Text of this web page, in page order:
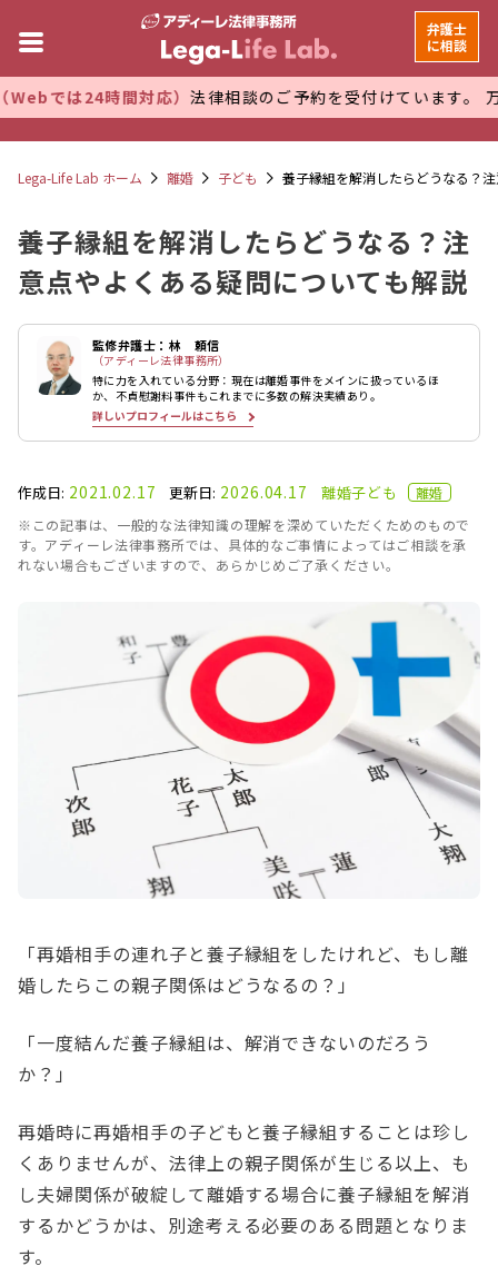
間対応）法律相談のご予約を受付けています。 万全な管理体
弁護士
に相談
Lega-Life Lab ホーム 離婚 子ども 養子縁組を解消したらどうなる？
養子縁組を解消したらどうなる？注
意点やよくある疑問についても解説
監修弁護士：林 頼信
（アディーレ法律事務所）
特に力を入れている分野：現在は離婚事件をメインに扱っているほ
か、不貞慰謝料事件もこれまでに多数の解決実績あり。
詳しいプロフィールはこちら
作成日: 2021.02.17 更新日: 2026.04.17 離婚子ども
離婚
※この記事は、一般的な法律知識の理解を深めていただくためのもので
す。アディーレ法律事務所では、具体的なご事情によってはご相談を承
れない場合もございますので、あらかじめご了承ください。
「再婚相手の連れ子と養子縁組をしたけれど、もし離
婚したらこの親子関係はどうなるの？」
「一度結んだ養子縁組は、解消できないのだろう
か？」
再婚時に再婚相手の子どもと養子縁組することは珍し
くありませんが、法律上の親子関係が生じる以上、も
し夫婦関係が破綻して離婚する場合に養子縁組を解消
するかどうかは、別途考える必要のある問題となりま
す。